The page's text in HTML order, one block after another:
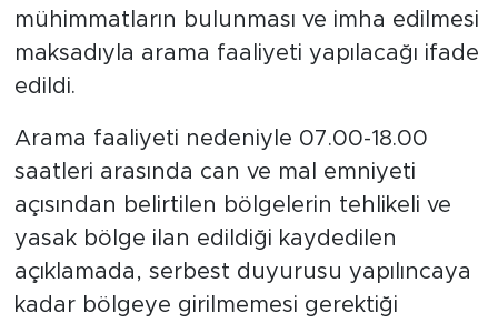
mühimmatların bulunması ve imha edilmesi
maksadıyla arama faaliyeti yapılacağı ifade
edildi.
Arama faaliyeti nedeniyle 07.00-18.00
saatleri arasında can ve mal emniyeti
açısından belirtilen bölgelerin tehlikeli ve
yasak bölge ilan edildiği kaydedilen
açıklamada, serbest duyurusu yapılıncaya
kadar bölgeye girilmemesi gerektiği